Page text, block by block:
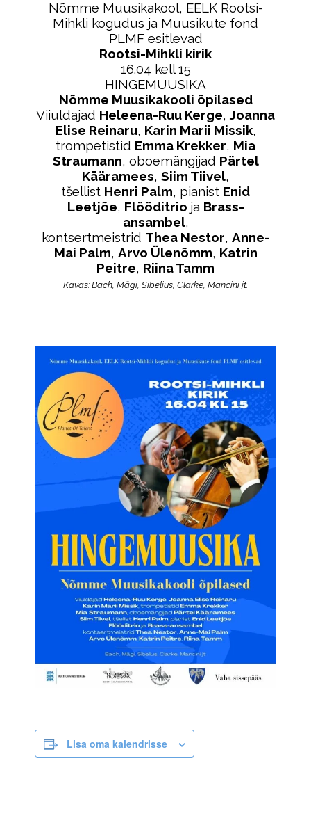
Nõmme Muusikakool, EELK Rootsi-
Mihkli kogudus ja Muusikute fond
PLMF esitlevad
Rootsi-Mihkli kirik
16.04 kell 15
HINGEMUUSIKA
Nõmme Muusikakooli õpilased
Viiuldajad Heleena-Ruu Kerge, Joanna
Elise Reinaru, Karin Marii Missik,
trompetistid Emma Krekker, Mia
Straumann, oboemängijad Pärtel
Kääramees, Siim Tiivel,
tšellist Henri Palm, pianist Enid
Leetjõe, Flööditrio ja Brass-
ansambel,
kontsertmeistrid Thea Nestor, Anne-
Mai Palm, Arvo Ülenõmm, Katrin
Peitre, Riina Tamm
Kavas: Bach, Mägi, Sibelius, Clarke, Mancini jt.
Lisa oma kalendrisse